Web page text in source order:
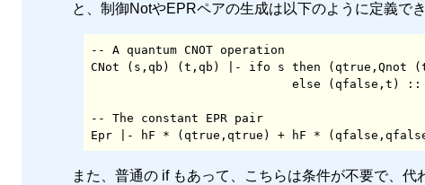
と、制御NotやEPRペアの生成は以下のように定義でき
-- A quantum CNOT operation
CNot (s,qb) (t,qb) |- ifo s then (qtrue,Qnot
-- The constant EPR pair
Epr |- hF * (qtrue,qtrue) + hF *
また、普通の if もあって、こちらは条件が不要で、